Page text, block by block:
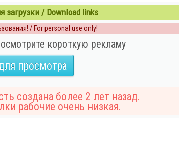
/ Download links
/ For personal use only!
короткую рекламу
просмотра
создана более 2 лет назад.
рабочие очень низкая.